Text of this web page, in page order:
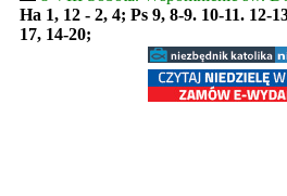
Ha 1, 12 - 2, 4; Ps 9, 8-9. 10-11. 12-
17, 14-20;